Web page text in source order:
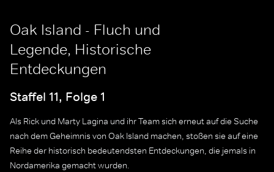
Oak Island - Fluch und
Legende, Historische
Entdeckungen
Staffel 11, Folge 1
Als Rick und Marty Lagina und ihr Team sich erneut auf die Suche
nach dem Geheimnis von Oak Island machen, stoßen sie auf eine
Reihe der historisch bedeutendsten Entdeckungen, die jemals in
Nordamerika gemacht wurden.